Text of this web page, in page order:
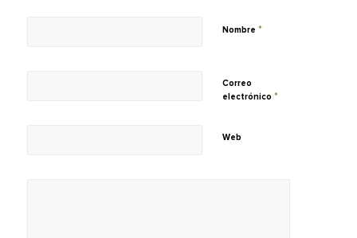
Nombre *
Correo
electrónico *
Web